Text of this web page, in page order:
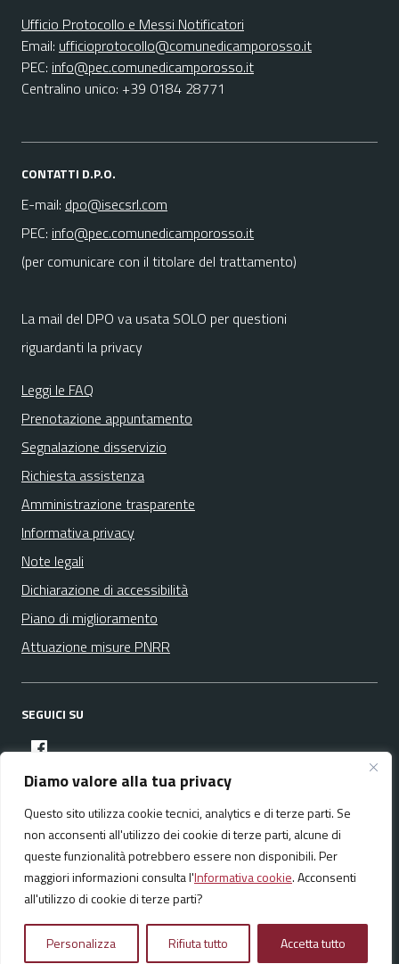
Diamo valore alla tua privacy
Questo sito utilizza cookie tecnici, analytics e di terze parti. Se
non acconsenti all'utilizzo dei cookie di terze parti, alcune di
queste funzionalità potrebbero essere non disponibili. Per
maggiori informazioni consulta l'Informativa cookie. Acconsenti
all'utilizzo di cookie di terze parti?
Personalizza Rifiuta tutto Accetta tutto
Ufficio Protocollo e Messi Notificatori
Email: ufficioprotocollo@comunedicamporosso.it
PEC: info@pec.comunedicamporosso.it
Centralino unico: +39 0184 28771
CONTATTI D.P.O.
E-mail: dpo@isecsrl.com
PEC: info@pec.comunedicamporosso.it
(per comunicare con il titolare del trattamento)
La mail del DPO va usata SOLO per questioni
riguardanti la privacy
Leggi le FAQ
Prenotazione appuntamento
Segnalazione disservizio
Richiesta assistenza
Amministrazione trasparente
Informativa privacy
Note legali
Dichiarazione di accessibilità
Piano di miglioramento
Attuazione misure PNRR
SEGUICI SU
facebook
Media policy Mappa del sito
Realizzato da:NeMeA Sistemi Srl